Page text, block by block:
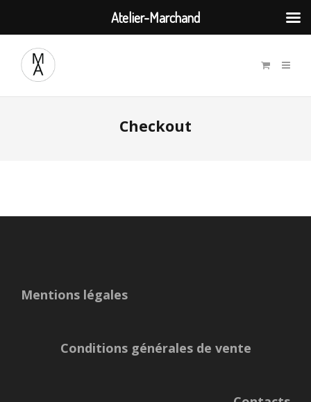
Checkout
Mentions légales
Conditions générales de vente
Atelier-Marchand